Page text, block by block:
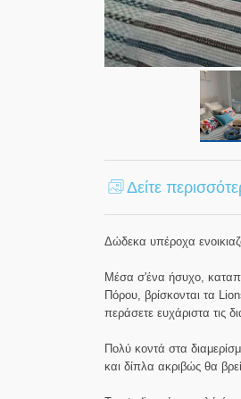
Δείτε
Δώδεκα υπέροχα
Μέσα σ'ένα ήσυχο,
Πόρου, βρίσκονται τα
περάσετε ευχάριστα τις
Πολύ κοντά στα
και δίπλα ακριβώς θα